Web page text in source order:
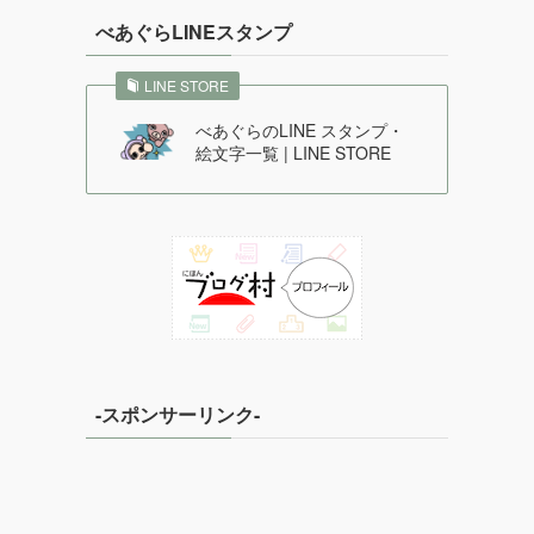
べあぐらLINEスタンプ
LINE STORE
べあぐらのLINE スタンプ・
絵文字一覧 | LINE STORE
-スポンサーリンク-